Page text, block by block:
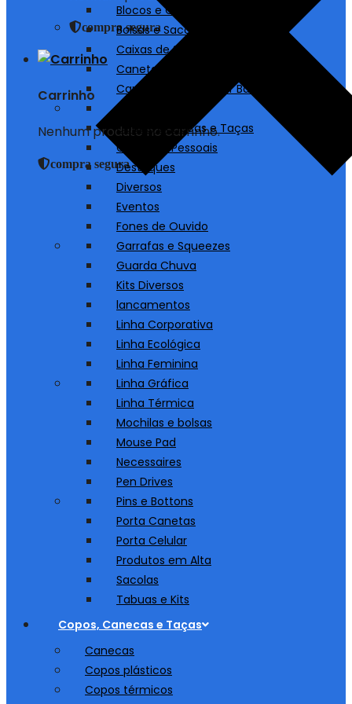
compra segura
Carrinho
Nenhum produto no carrinho.
compra segura
Blocos e Cadernos
Bolsas e Sacolas
Caixas de Som
Canetas
Carregadores/ Power Bank
Chaveiros
Copos, Canecas e Taças
Cuidados Pessoais
Destaques
Diversos
Eventos
Fones de Ouvido
Garrafas e Squeezes
Guarda Chuva
Kits Diversos
lancamentos
Linha Corporativa
Linha Ecológica
Linha Feminina
Linha Gráfica
Linha Térmica
Mochilas e bolsas
Mouse Pad
Necessaires
Pen Drives
Pins e Bottons
Porta Canetas
Porta Celular
Produtos em Alta
Sacolas
Tabuas e Kits
Copos, Canecas e Taças
Canecas
Copos plásticos
Copos térmicos